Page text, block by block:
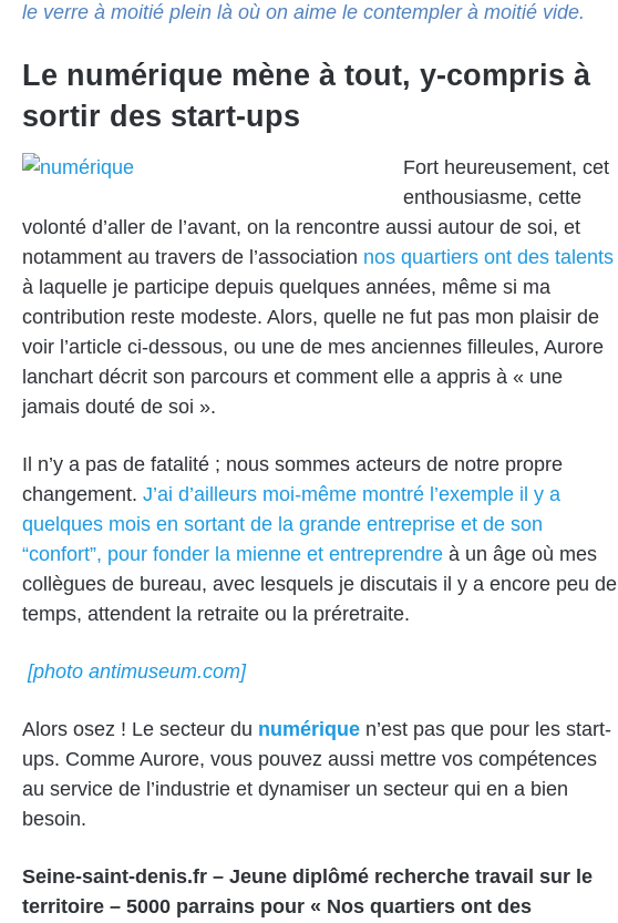
le verre à moitié plein là où on aime le contempler à moitié vide.
Le numérique mène à tout, y-compris à
sortir des start-ups
Fort heureusement, cet
enthousiasme, cette
volonté d’aller de l’avant, on la rencontre aussi autour de soi, et
notamment au travers de l’association nos quartiers ont des talents
à laquelle je participe depuis quelques années, même si ma
contribution reste modeste. Alors, quelle ne fut pas mon plaisir de
voir l’article ci-dessous, ou une de mes anciennes filleules, Aurore
lanchart décrit son parcours et comment elle a appris à « une
jamais douté de soi ».
Il n’y a pas de fatalité ; nous sommes acteurs de notre propre
changement. J’ai d’ailleurs moi-même montré l’exemple il y a
quelques mois en sortant de la grande entreprise et de son
“confort”, pour fonder la mienne et entreprendreà un âge où mes
collègues de bureau, avec lesquels je discutais il y a encore peu de
temps, attendent la retraite ou la préretraite.
[photo antimuseum.com]
Alors osez ! Le secteur du numériquen’est pas que pour les start-
ups. Comme Aurore, vous pouvez aussi mettre vos compétences
au service de l’industrie et dynamiser un secteur qui en a bien
besoin.
Seine-saint-denis.fr – Jeune diplômé recherche travail sur le
territoire – 5000 parrains pour « Nos quartiers ont des